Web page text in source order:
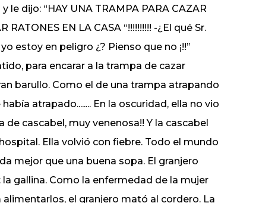
le dijo: “HAY UNA TRAMPA PARA CAZAR
EN LA CASA “!!!!!!!!!! -¿El qué Sr.
estoy en peligro ¿? Pienso que no ¡!!”
para encarar a la trampa de cazar
barullo. Como el de una trampa atrapando
atrapado........ En la oscuridad, ella no vio
cascabel, muy venenosa!! Y la cascabel
Ella volvió con fiebre. Todo el mundo
mejor que una buena sopa. El granjero
gallina. Como la enfermedad de la mujer
el granjero mató al cordero. La